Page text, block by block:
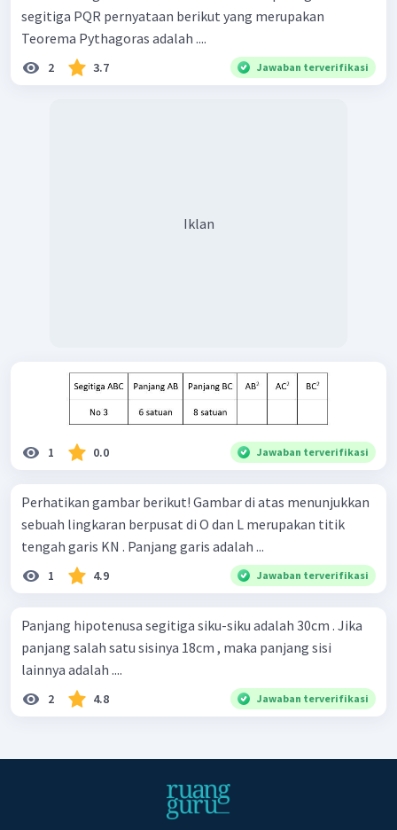
segitiga PQR pernyataan berikut yang merupakan
Teorema Pythagoras adalah ....
2 3.7 Jawaban terverifikasi
Iklan
1 0.0 Jawaban terverifikasi
Perhatikan gambar berikut! Gambar di atas menunjukkan
sebuah lingkaran berpusat di O dan L merupakan titik
tengah garis KN . Panjang garis adalah ...
1 4.9 Jawaban terverifikasi
Panjang hipotenusa segitiga siku-siku adalah 30cm . Jika
panjang salah satu sisinya 18cm , maka panjang sisi
lainnya adalah ....
2 4.8 Jawaban terverifikasi